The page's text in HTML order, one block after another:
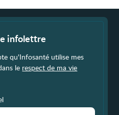
infolettre
qu'Infosanté utilise mes
le respect de ma vie